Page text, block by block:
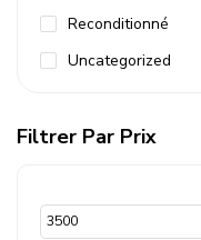
Reconditionné
Uncategorized
Filtrer Par Prix